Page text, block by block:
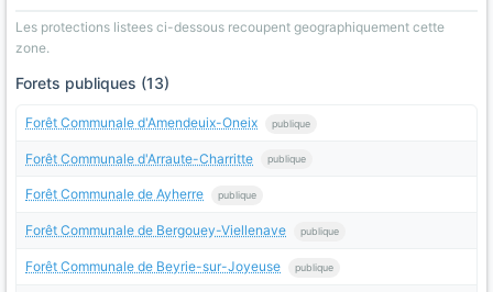
Les protections listees ci-dessous recoupent geographiquement cette
zone.
Forets publiques (13)
Forêt Communale d'Amendeuix-Oneix publique
Forêt Communale d'Arraute-Charritte publique
Forêt Communale de Ayherre publique
Forêt Communale de Bergouey-Viellenave publique
Forêt Communale de Beyrie-sur-Joyeuse publique